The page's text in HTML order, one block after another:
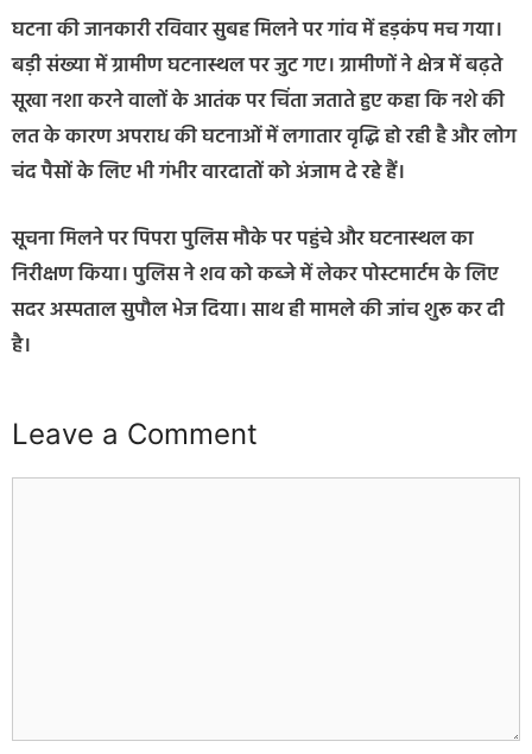
घटना की जानकारी रविवार सुबह मिलने पर गांव में हड़कंप मच गया।
बड़ी संख्या में ग्रामीण घटनास्थल पर जुट गए। ग्रामीणों ने क्षेत्र में बढ़ते
सूखा नशा करने वालों के आतंक पर चिंता जताते हुए कहा कि नशे की
लत के कारण अपराध की घटनाओं में लगातार वृद्धि हो रही है और लोग
चंद पैसों के लिए भी गंभीर वारदातों को अंजाम दे रहे हैं।
सूचना मिलने पर पिपरा पुलिस मौके पर पहुंचे और घटनास्थल का
निरीक्षण किया। पुलिस ने शव को कब्जे में लेकर पोस्टमार्टम के लिए
सदर अस्पताल सुपौल भेज दिया। साथ ही मामले की जांच शुरू कर दी
है।
Leave a Comment